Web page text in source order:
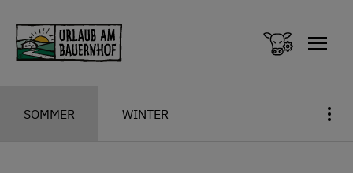
SOMMER WINTER